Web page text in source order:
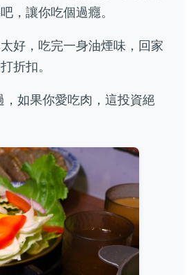
，讓你吃個過癮。
好，吃完一身油煙味，回家
折扣。
如果你愛吃肉，這投資絕